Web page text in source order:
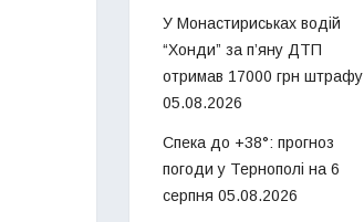
У Монастириськах водій
“Хонди” за п’яну ДТП
отримав 17000 грн штрафу
05.08.2026
Спека до +38°: прогноз
погоди у Тернополі на 6
серпня 05.08.2026